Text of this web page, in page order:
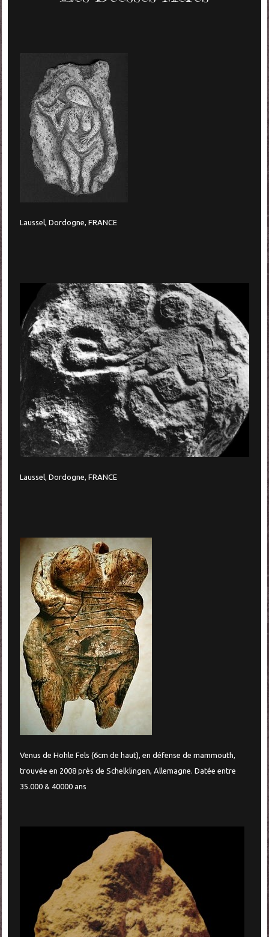
Laussel, Dordogne, FRANCE
Laussel, Dordogne, FRANCE
Venus de Hohle Fels (6cm de haut), en défense de mammouth,
trouvée en 2008 près de Schelklingen, Allemagne. Datée entre
35.000 & 40000 ans